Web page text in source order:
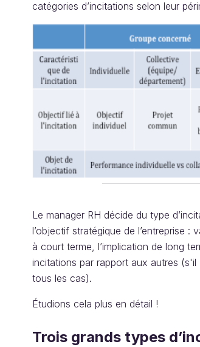
catégories d’incitations selon leur
Le manager RH décide du type
l’objectif stratégique de l’entreprise
à court terme, l’implication de long
incitations par rapport aux autres
tous les cas).
Étudions cela plus en détail !
Trois grands types